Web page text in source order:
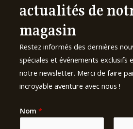
actualités de
magasin
Restez informés des dernières
spéciales et événements exclusifs
notre newsletter. Merci de faire
incroyable aventure avec nous !
Nom *